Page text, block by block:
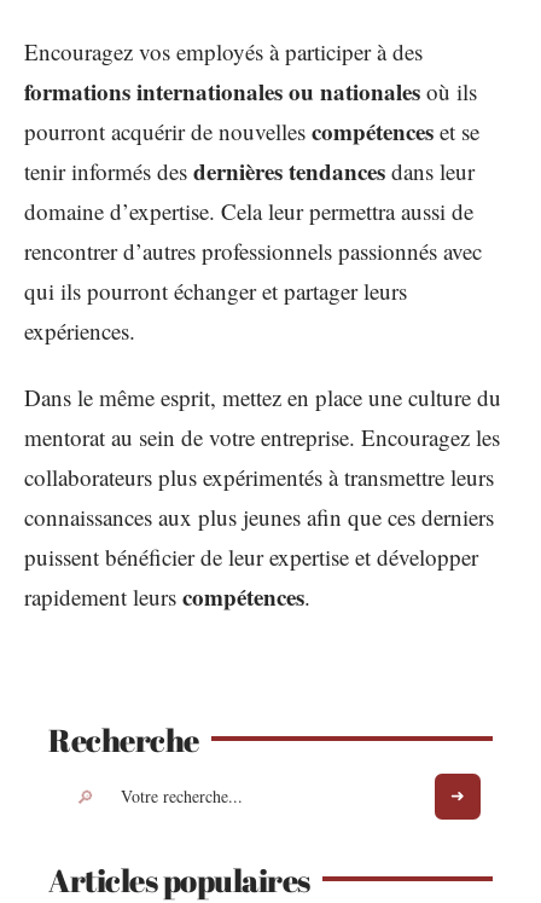
Encouragez vos employés à participer à des
formations internationales ou nationales où ils
pourront acquérir de nouvelles compétences et se
tenir informés des dernières tendances dans leur
domaine d’expertise. Cela leur permettra aussi de
rencontrer d’autres professionnels passionnés avec
qui ils pourront échanger et partager leurs
expériences.
Dans le même esprit, mettez en place une culture du
mentorat au sein de votre entreprise. Encouragez les
collaborateurs plus expérimentés à transmettre leurs
connaissances aux plus jeunes afin que ces derniers
puissent bénéficier de leur expertise et développer
rapidement leurs compétences.
Recherche
Articles populaires